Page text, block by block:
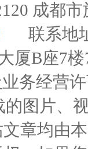
成都
联系地
厦B座7
务经营
图片、
章均由